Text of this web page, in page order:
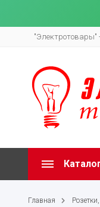
"Электротовары"
Главная